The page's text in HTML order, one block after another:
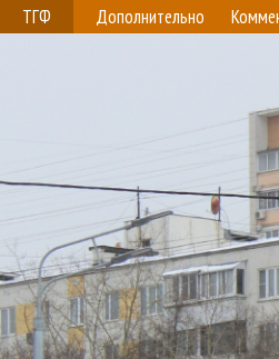
ТГФ Дополнительно